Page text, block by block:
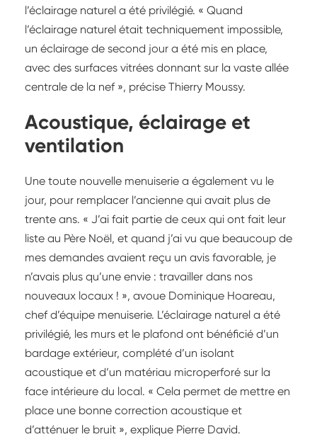
l’éclairage naturel a été privilégié. « Quand
l’éclairage naturel était techniquement impossible,
un éclairage de second jour a été mis en place,
avec des surfaces vitrées donnant sur la vaste allée
centrale de la nef », précise Thierry Moussy.
Acoustique, éclairage et
ventilation
Une toute nouvelle menuiserie a également vu le
jour, pour remplacer l’ancienne qui avait plus de
trente ans. « J’ai fait partie de ceux qui ont fait leur
liste au Père Noël, et quand j’ai vu que beaucoup de
mes demandes avaient reçu un avis favorable, je
n’avais plus qu’une envie : travailler dans nos
nouveaux locaux ! », avoue Dominique Hoareau,
chef d’équipe menuiserie. L’éclairage naturel a été
privilégié, les murs et le plafond ont bénéficié d’un
bardage extérieur, complété d’un isolant
acoustique et d’un matériau microperforé sur la
face intérieure du local. « Cela permet de mettre en
place une bonne correction acoustique et
d’atténuer le bruit », explique Pierre David.